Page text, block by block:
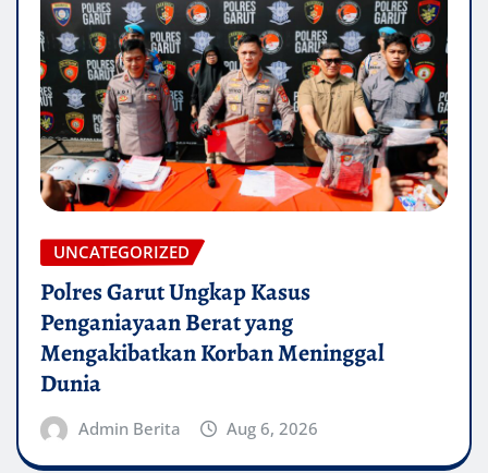
UNCATEGORIZED
Polres Garut Ungkap Kasus
Penganiayaan Berat yang
Mengakibatkan Korban Meninggal
Dunia
Admin Berita Aug 6, 2026